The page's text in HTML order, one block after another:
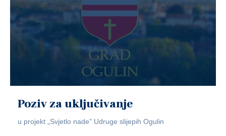
Poziv za uključivanje
u projekt „Svjetlo nade” Udruge slijepih Ogulin